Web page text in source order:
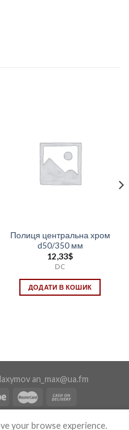
Полиця центральна хром
d50/350 мм
12,33$
DC
ДОДАТИ В КОШИК
an_max@ua.fm
your browse experience.